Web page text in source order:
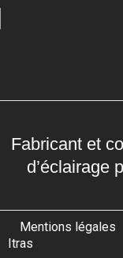
Fabricant et
d’éclairage
Mentions légales
Itras